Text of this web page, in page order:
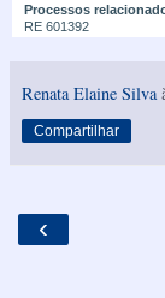
Processos
RE 601392
Renata Elaine Silva
Compartilhar
‹